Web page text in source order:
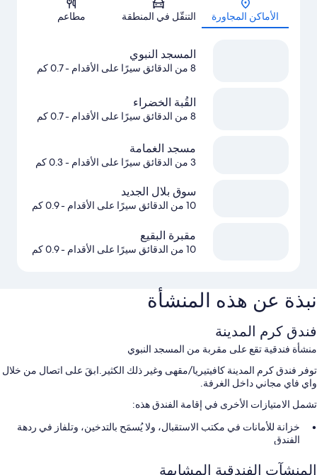
الأماكن المجاورة التنقّل في المنطقة مطاعم
المسجد النبوي
8 من الدقائق سيرًا على الأقدام - 0.7 كم
القُبة الخضراء
8 من الدقائق سيرًا على الأقدام - 0.7 كم
مسجد الغمامة
3 من الدقائق سيرًا على الأقدام - 0.3 كم
سوق بلال الجديد
10 من الدقائق سيرًا على الأقدام - 0.9 كم
مقبرة البقيع
10 من الدقائق سيرًا على الأقدام - 0.9 كم
نبذة عن هذه المنشأة
فندق كرم المدينة
منشأة فندقية تقع على مقربة من المسجد النبوي
توفر فندق كرم المدينة كافيتيريا/مقهى وغير ذلك الكثير.ابقَ على اتصال من خلال
واي فاي مجاني داخل الغرفة.
تشمل الامتيازات الأخرى في إقامة الفندق هذه:
خزانة للأمانات في مكتب الاستقبال، ولا يُسمَح بالتدخين، وتلفاز في ردهة
الفندق
المنشآت الفندقية المشابهة